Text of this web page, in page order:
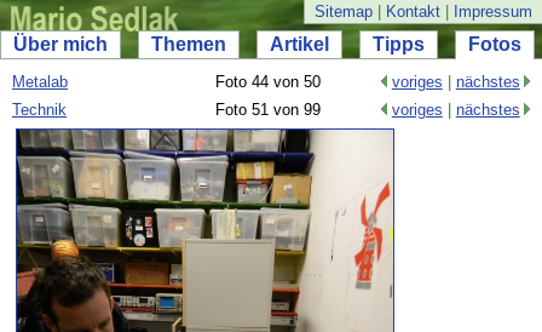
Sitemap Kontakt Impressum
Über mich Themen Artikel Tipps Fotos
Metalab Foto 44 von 50 voriges
nächstes
Technik
Foto 51 von 99 voriges nächstes